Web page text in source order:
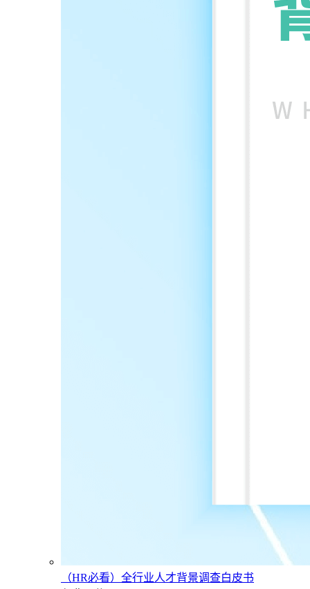
（HR必看）全行业人才背景调查白皮书